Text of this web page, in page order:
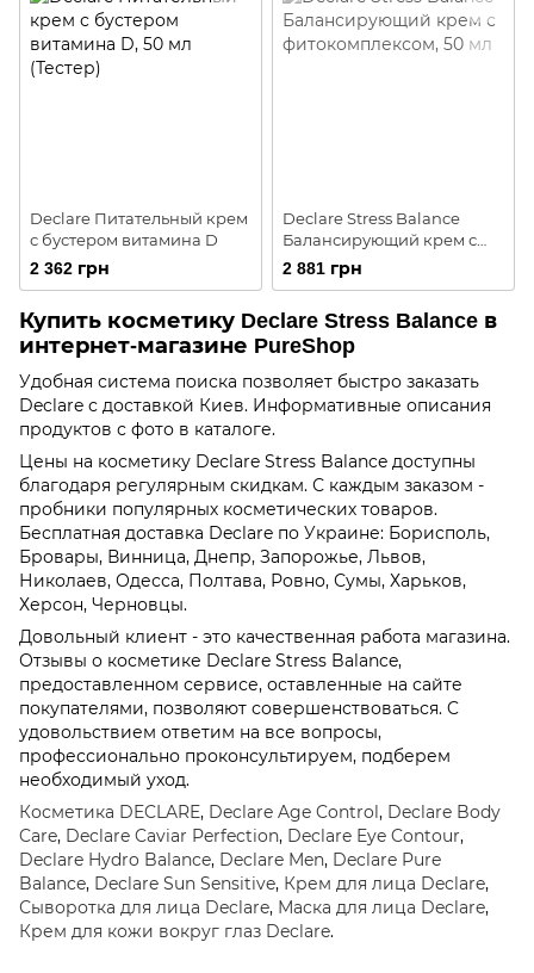
Declare Питательный крем
с бустером витамина D
2 362 грн
Declare Stress Balance
Балансирующий крем с
фитокомплексом
2 881 грн
Купить косметику Declare Stress Balance в
интернет-магазине PureShop
Удобная система поиска позволяет быстро заказать
Declare с доставкой Киев. Информативные описания
продуктов с фото в каталоге.
Цены на косметику Declare Stress Balance доступны
благодаря регулярным скидкам. С каждым заказом -
пробники популярных косметических товаров.
Бесплатная доставка Declare по Украине: Борисполь,
Бровары, Винница, Днепр, Запорожье, Львов,
Николаев, Одесса, Полтава, Ровно, Сумы, Харьков,
Херсон, Черновцы.
Довольный клиент - это качественная работа магазина.
Отзывы о косметике Declare Stress Balance,
предоставленном сервисе, оставленные на сайте
покупателями, позволяют совершенствоваться. C
удовольствием ответим на все вопросы,
профессионально проконсультируем, подберем
необходимый уход.
Косметика DECLARE, Declare Age Control, Declare Body
Care, Declare Caviar Perfection, Declare Eye Contour,
Declare Hydro Balance, Declare Men, Declare Pure
Balance, Declare Sun Sensitive, Крем для лица Declare,
Сыворотка для лица Declare, Маска для лица Declare,
Крем для кожи вокруг глаз Declare.